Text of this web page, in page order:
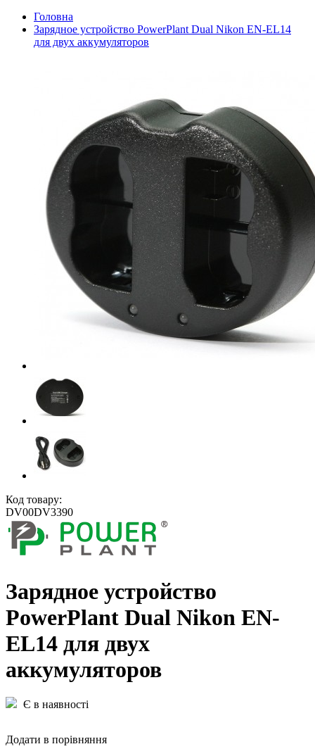
Головна
Зарядное устройство PowerPlant Dual Nikon EN-EL14
для двух аккумуляторов
Код товару:
DV00DV3390
Зарядное устройство
PowerPlant Dual Nikon EN-
EL14 для двух
аккумуляторов
Є в наявності
Додати в порівняння